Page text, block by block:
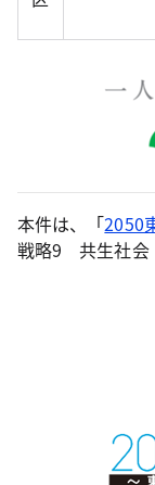
本件は、「2050
戦略9 共生社会